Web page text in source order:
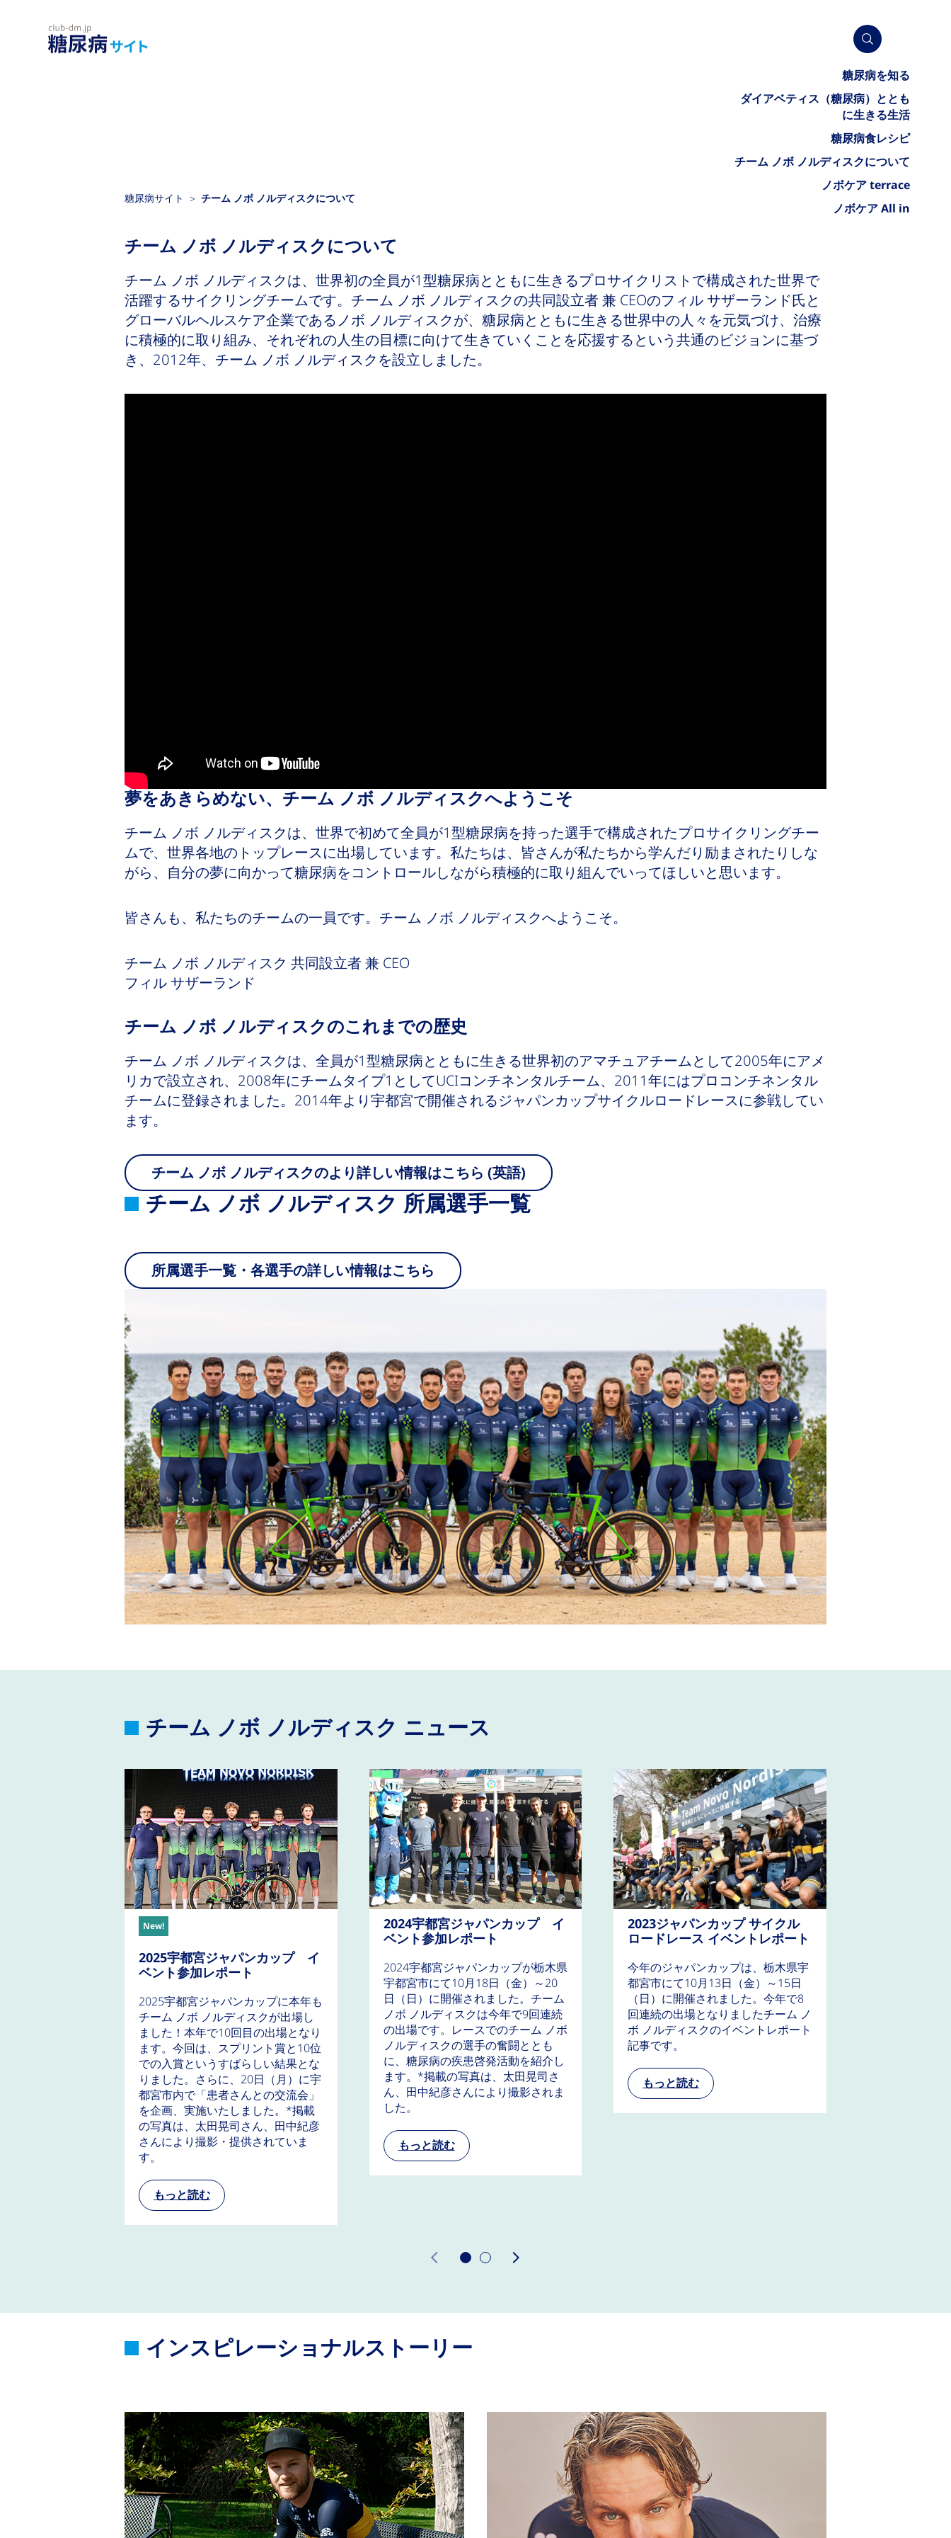
糖尿病を知る
ダイアベティス（糖尿病）ととも
に生きる生活
糖尿病食レシピ
チーム ノボ ノルディスクについて
ノボケア terrace
ノボケア All in
糖尿病サイト チーム ノボ ノルディスクについて
チーム ノボ ノルディスクについて
チーム ノボ ノルディスクは、世界初の全員が1型糖尿病とともに生きるプロサイクリストで構成された世界で
活躍するサイクリングチームです。チーム ノボ ノルディスクの共同設立者 兼 CEOのフィル サザーランド氏と
グローバルヘルスケア企業であるノボ ノルディスクが、糖尿病とともに生きる世界中の人々を元気づけ、治療
に積極的に取り組み、それぞれの人生の目標に向けて生きていくことを応援するという共通のビジョンに基づ
き、2012年、チーム ノボ ノルディスクを設立しました。
夢をあきらめない、チーム ノボ ノルディスクへようこそ
チーム ノボ ノルディスクは、世界で初めて全員が1型糖尿病を持った選手で構成されたプロサイクリングチー
ムで、世界各地のトップレースに出場しています。私たちは、皆さんが私たちから学んだり励まされたりしな
がら、自分の夢に向かって糖尿病をコントロールしながら積極的に取り組んでいってほしいと思います。
皆さんも、私たちのチームの一員です。チーム ノボ ノルディスクへようこそ。
チーム ノボ ノルディスク 共同設立者 兼 CEO
フィル サザーランド
チーム ノボ ノルディスクのこれまでの歴史
チーム ノボ ノルディスクは、全員が1型糖尿病とともに生きる世界初のアマチュアチームとして2005年にアメ
リカで設立され、2008年にチームタイプ1としてUCIコンチネンタルチーム、2011年にはプロコンチネンタル
チームに登録されました。2014年より宇都宮で開催されるジャパンカップサイクルロードレースに参戦してい
ます。
チーム ノボ ノルディスクのより詳しい情報はこちら (英語)
チーム ノボ ノルディスク 所属選手一覧
所属選手一覧・各選手の詳しい情報はこちら
チーム ノボ ノルディスク ニュース
New!
2025宇都宮ジャパンカップ イ
ベント参加レポート
2025宇都宮ジャパンカップに本年も
チーム ノボ ノルディスクが出場し
ました！本年で10回目の出場となり
ます。今回は、スプリント賞と10位
での入賞というすばらしい結果とな
りました。さらに、20日（月）に宇
都宮市内で「患者さんとの交流会」
を企画、実施いたしました。*掲載
の写真は、太田晃司さん、田中紀彦
さんにより撮影・提供されていま
す。
2025宇都宮ジャパンカップ イベント参加レポート
2024宇都宮ジャパンカップ イ
ベント参加レポート
2024宇都宮ジャパンカップが栃木県
宇都宮市にて10月18日（金）～20
日（日）に開催されました。チーム
ノボ ノルディスクは今年で9回連続
の出場です。レースでのチーム ノボ
ノルディスクの選手の奮闘ととも
に、糖尿病の疾患啓発活動を紹介し
ます。*掲載の写真は、太田晃司さ
ん、田中紀彦さんにより撮影されま
した。
2024宇都宮ジャパン
2023ジャパンカップ サイクル
ロードレース イベントレポート
今年のジャパンカップは、栃木県宇
都宮市にて10月13日（金）～15日
（日）に開催されました。今年で8
回連続の出場となりましたチーム ノ
ボ ノルディスクのイベントレポート
記事です。
インスピレーショナルストーリー